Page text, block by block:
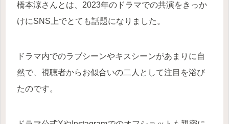
橋本涼さんとは、2023年のドラマでの共演をきっか
けにSNS上でとても話題になりました。
ドラマ内でのラブシーンやキスシーンがあまりに自
然で、視聴者からお似合いの二人として注目を浴び
たのです。